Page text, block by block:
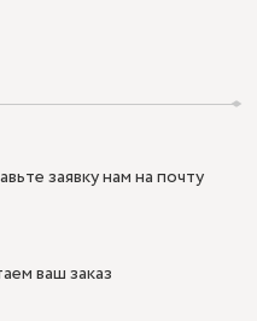
заявку нам на почту
ваш заказ